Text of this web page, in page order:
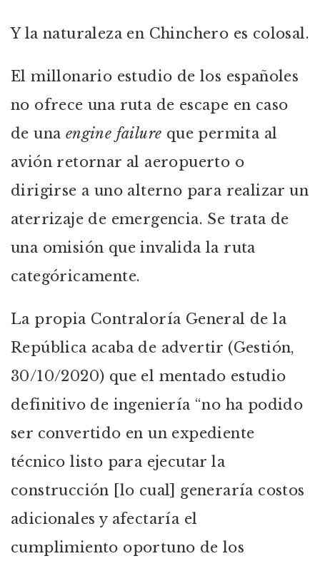
Y la naturaleza en Chinchero es colosal.
El millonario estudio de los españoles
no ofrece una ruta de escape en caso
de una engine failure que permita al
avión retornar al aeropuerto o
dirigirse a uno alterno para realizar un
aterrizaje de emergencia. Se trata de
una omisión que invalida la ruta
categóricamente.
La propia Contraloría General de la
República acaba de advertir (Gestión,
30/10/2020) que el mentado estudio
definitivo de ingeniería “no ha podido
ser convertido en un expediente
técnico listo para ejecutar la
construcción [lo cual] generaría costos
adicionales y afectaría el
cumplimiento oportuno de los